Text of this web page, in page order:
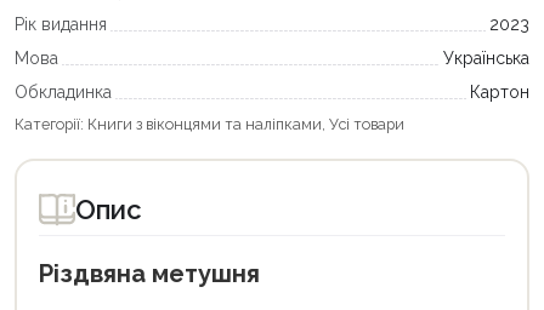
Рік видання
2023
Мова
Українська
Обкладинка
Картон
Категорії: Книги з віконцями та наліпками, Усі товари
Опис
Різдвяна метушня